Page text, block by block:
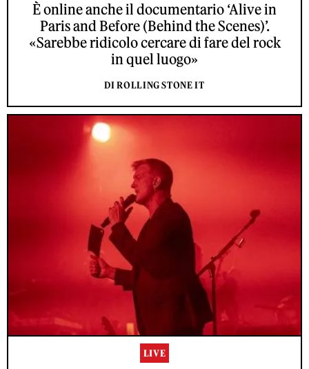
È online anche il documentario ‘Alive in
Paris and Before (Behind the Scenes)’.
«Sarebbe ridicolo cercare di fare del rock
in quel luogo»
DI ROLLING STONE IT
LIVE